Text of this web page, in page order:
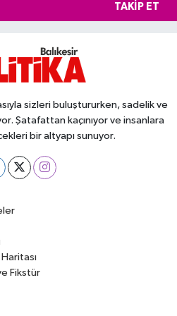
TAKIP ET
sizleri buluştururken, sadelik ve
Şatafattan kaçınıyor ve insanlara
bir altyapı sunuyor.
Fikstür